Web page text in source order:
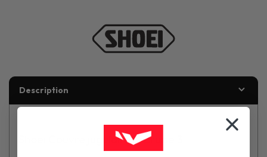
Description
Shoei Couvre jugulaire J-Cruise 3